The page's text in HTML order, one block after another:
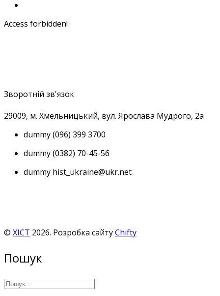
Access forbidden!
Зворотній зв'язок
29009, м. Хмельницький, вул. Ярослава Мудрого, 2а
dummy(096) 399 3700
dummy(0382) 70-45-56
dummy hist_ukraine@ukr.net
© ХІСТ 2026. Розробка сайтуChifty
Пошук